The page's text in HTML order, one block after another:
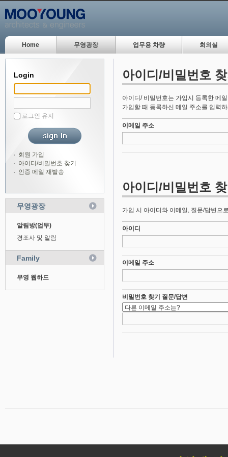
Home 무영광장 업무용 차량 회의실
Login
로그인 유지
회원 가입
아이디/비밀번호 찾기
인증 메일 재발송
무영광장
알림방(업무)
경조사 및 알림
Family
무영 웹하드
아이디/비밀번호
아이디/ 비밀번호는 가입시 등록한 메
가입할 때 등록하신 메일 주소를 입력
이메일 주소
아이디/비밀번호
가입 시 아이디와 이메일, 질문/답변으
아이디
이메일 주소
비밀번호 찾기 질문/답변